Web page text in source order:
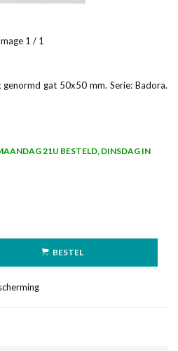
1 / 1
gat 50x50 mm. Serie: Badora.
21U BESTELD, DINSDAG IN
BESTEL